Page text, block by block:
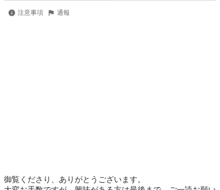
注意事項 通報
御覧くださり、ありがとうございます。